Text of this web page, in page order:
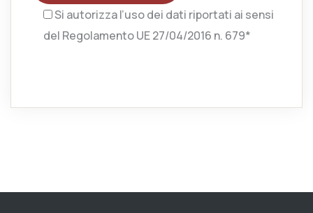
Si autorizza l’uso dei dati riportati ai sensi
del Regolamento UE 27/04/2016 n. 679*